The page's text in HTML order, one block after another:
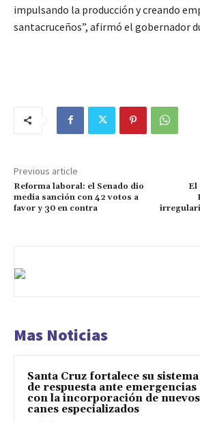
impulsando la producción y creando
santacruceños”, afirmó el gobernador
Previous article
Reforma laboral: el Senado dio
media sanción con 42 votos a
favor y 30 en contra
El
Mas Noticias
Santa Cruz fortalece su sistema
de respuesta ante emergencias
con la incorporación de nuevos
canes especializados